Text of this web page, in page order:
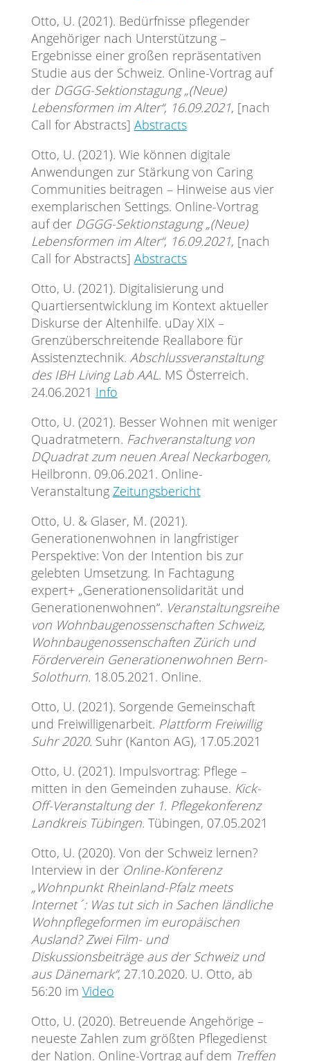
Otto, U. (2021). Bedürfnisse pflegender
Angehöriger nach Unterstützung –
Ergebnisse einer großen repräsentativen
Studie aus der Schweiz. Online-Vortrag auf
der DGGG-Sektionstagung „(Neue)
Lebensformen im Alter“, 16.09.2021, [nach
Call for Abstracts] Abstracts
Otto, U. (2021). Wie können digitale
Anwendungen zur Stärkung von Caring
Communities beitragen – Hinweise aus vier
exemplarischen Settings. Online-Vortrag
auf der DGGG-Sektionstagung „(Neue)
Lebensformen im Alter“, 16.09.2021, [nach
Call for Abstracts] Abstracts
Otto, U. (2021). Digitalisierung und
Quartiersentwicklung im Kontext aktueller
Diskurse der Altenhilfe. uDay XIX –
Grenzüberschreitende Reallabore für
Assistenztechnik. Abschlussveranstaltung
des IBH Living Lab AAL. MS Österreich.
24.06.2021 Info
Otto, U. (2021). Besser Wohnen mit weniger
Quadratmetern. Fachveranstaltung von
DQuadrat zum neuen Areal Neckarbogen,
Heilbronn. 09.06.2021. Online-
Veranstaltung Zeitungsbericht
Otto, U. & Glaser, M. (2021).
Generationenwohnen in langfristiger
Perspektive: Von der Intention bis zur
gelebten Umsetzung. In Fachtagung
expert+ „Generationensolidarität und
Generationenwohnen“. Veranstaltungsreihe
von Wohnbaugenossenschaften Schweiz,
Wohnbaugenossenschaften Zürich und
Förderverein Generationenwohnen Bern-
Solothurn. 18.05.2021. Online.
Otto, U. (2021). Sorgende Gemeinschaft
und Freiwilligenarbeit. Plattform Freiwillig
Suhr 2020. Suhr (Kanton AG), 17.05.2021
Otto, U. (2021). Impulsvortrag: Pflege –
mitten in den Gemeinden zuhause. Kick-
Off-Veranstaltung der 1. Pflegekonferenz
Landkreis Tübingen. Tübingen, 07.05.2021
Otto, U. (2020). Von der Schweiz lernen?
Interview in der Online-Konferenz
„Wohnpunkt Rheinland-Pfalz meets
Internet´: Was tut sich in Sachen ländliche
Wohnpflegeformen im europäischen
Ausland? Zwei Film- und
Diskussionsbeiträge aus der Schweiz und
aus Dänemark“, 27.10.2020. U. Otto, ab
56:20 im Video
Otto, U. (2020). Betreuende Angehörige –
neueste Zahlen zum größten Pflegedienst
der Nation. Online-Vortrag auf dem Treffen